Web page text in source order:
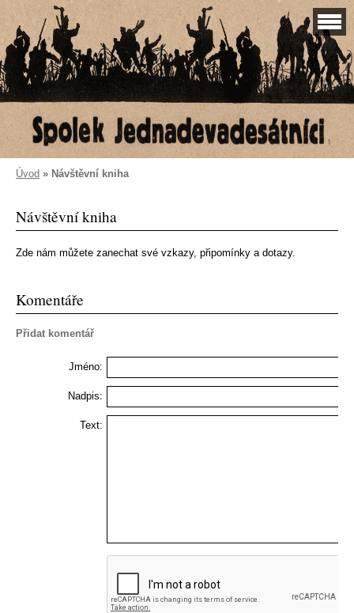
Úvod » Návštěvní kniha
Návštěvní kniha
Zde nám můžete zanechat své vzkazy, připomínky a dotazy.
Komentáře
Přidat komentář
Jméno:
Nadpis:
Text: